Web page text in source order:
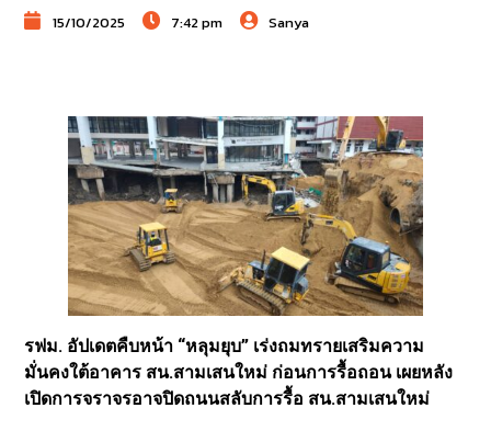
15/10/2025 7:42 pm Sanya
รฟม. อัปเดตคืบหน้า “หลุมยุบ” เร่งถมทรายเสริมความ
มั่นคงใต้อาคาร สน.สามเสนใหม่ ก่อนการรื้อถอน เผยหลัง
เปิดการจราจรอาจปิดถนนสลับการรื้อ สน.สามเสนใหม่